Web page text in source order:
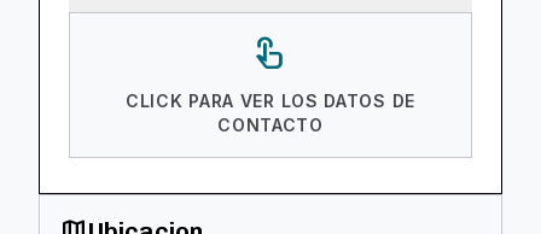
touch_app
CLICK PARA VER LOS DATOS DE
CONTACTO